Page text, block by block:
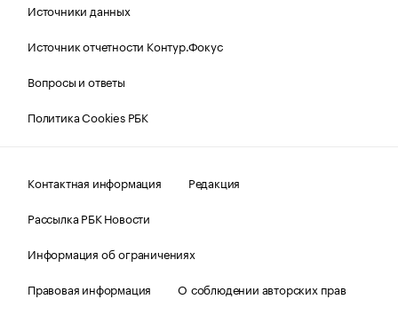
Источники данных
Источник отчетности Контур.Фокус
Вопросы и ответы
Политика Cookies РБК
Контактная информация
Редакция
Рассылка РБК Новости
Информация об ограничениях
Правовая информация
О соблюдении авторских прав